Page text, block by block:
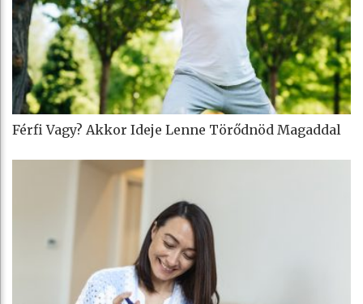
Férfi Vagy? Akkor Ideje Lenne Törődnöd Magaddal